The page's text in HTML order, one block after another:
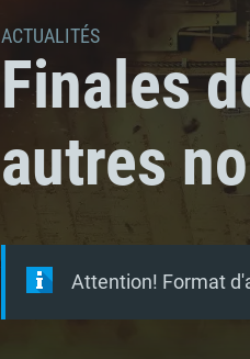
ACTUALITÉS
Finales
autres
Attention! Format